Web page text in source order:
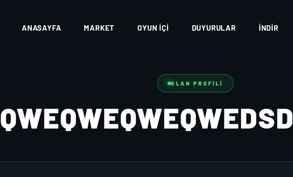
ANASAYFA MARKET OYUN İÇI DUYURULAR İNDIR
KLAN PROFILI
QWEQWEQWEQWEDSD